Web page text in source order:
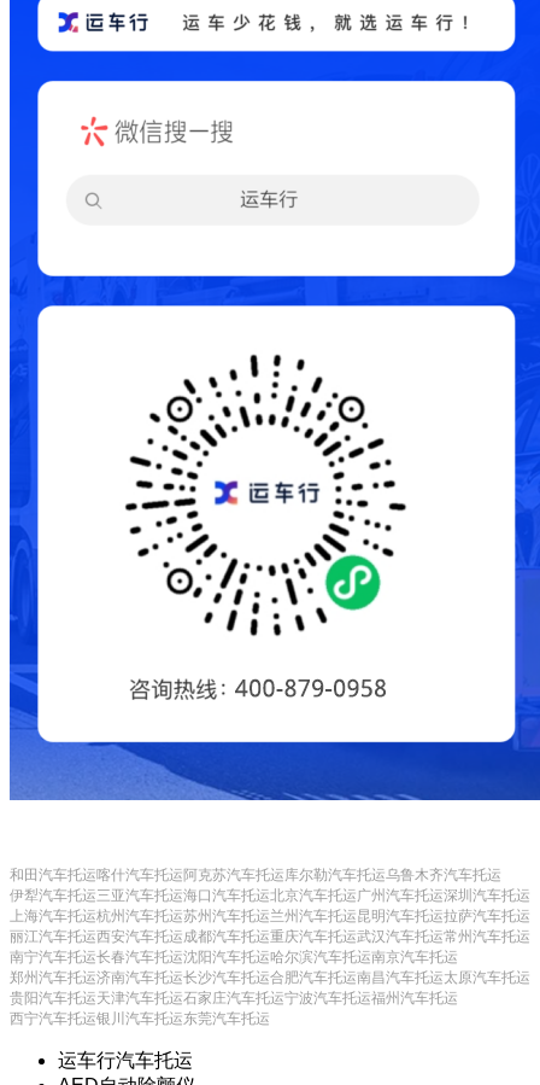
和田汽车托运喀什汽车托运阿克苏汽车托运库尔勒汽车托运乌鲁木齐汽车托运
伊犁汽车托运三亚汽车托运海口汽车托运北京汽车托运广州汽车托运深圳汽车托运
上海汽车托运杭州汽车托运苏州汽车托运兰州汽车托运昆明汽车托运拉萨汽车托运
丽江汽车托运西安汽车托运成都汽车托运重庆汽车托运武汉汽车托运常州汽车托运
南宁汽车托运长春汽车托运沈阳汽车托运哈尔滨汽车托运南京汽车托运
郑州汽车托运济南汽车托运长沙汽车托运合肥汽车托运南昌汽车托运太原汽车托运
贵阳汽车托运天津汽车托运石家庄汽车托运宁波汽车托运福州汽车托运
西宁汽车托运银川汽车托运东莞汽车托运
运车行汽车托运